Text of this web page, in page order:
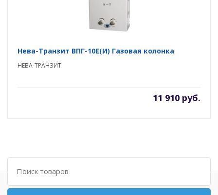
Нева-Транзит ВПГ-10E(И) Газовая колонка
НЕВА-ТРАНЗИТ
11 910 руб.
Поиск